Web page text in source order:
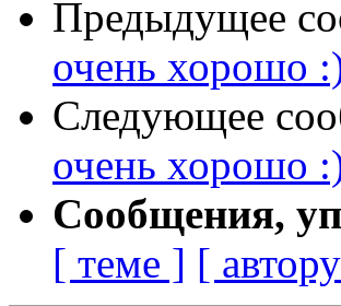
Предыдущее
очень хорошо
Следующее
очень хорошо
Сообщения,
[ теме ] [